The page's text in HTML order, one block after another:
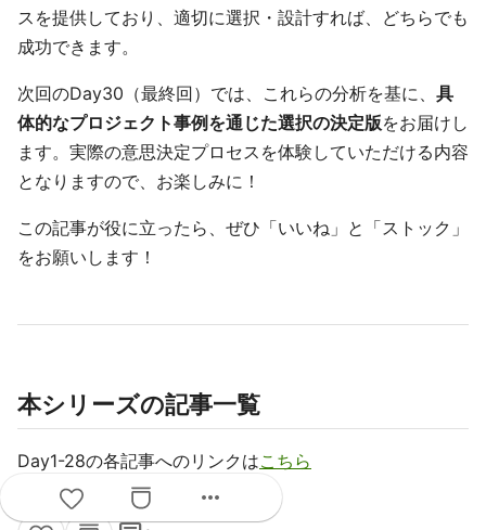
スを提供しており、適切に選択・設計すれば、どちらでも
成功できます。
次回のDay30（最終回）では、これらの分析を基に、 具
体的なプロジェクト事例を通じた選択の決定版をお届けし
ます。実際の意思決定プロセスを体験していただける内容
となりますので、お楽しみに！
この記事が役に立ったら、ぜひ「いいね」と「ストック」
をお願いします！
本シリーズの記事一覧
Day1-28の各記事へのリンクはこちら
more_horiz